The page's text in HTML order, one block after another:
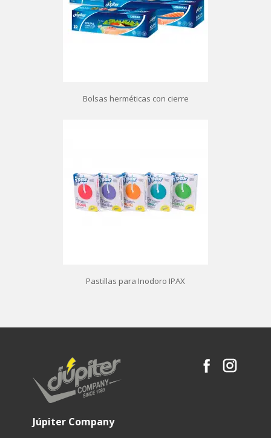
Bolsas herméticas con cierre
Pastillas para Inodoro IPAX
Júpiter Company